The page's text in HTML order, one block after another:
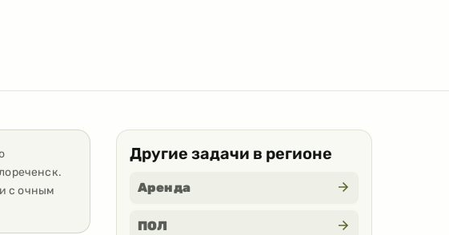
.
с очным
Другие задачи в регионе
Аренда
ПОЛ